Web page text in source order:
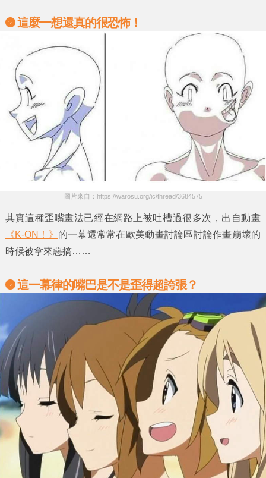
這麼一想還真的很恐怖！
圖片來自：https://warosu.org/ic/thread/3684575
其實這種歪嘴畫法已經在網路上被吐槽過很多次，出自動畫
《K-ON！》 的一幕還常常在歐美動畫討論區討論作畫崩壞的
時候被拿來惡搞……
這一幕律的嘴巴是不是歪得超誇張？